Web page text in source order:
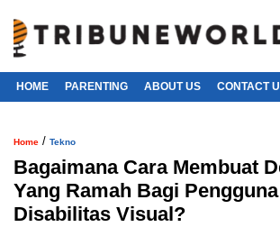
HOME PARENTING ABOUT US CONTACT
Home / Tekno
Bagaimana Cara Membuat
Yang Ramah Bagi
Disabilitas Visual?